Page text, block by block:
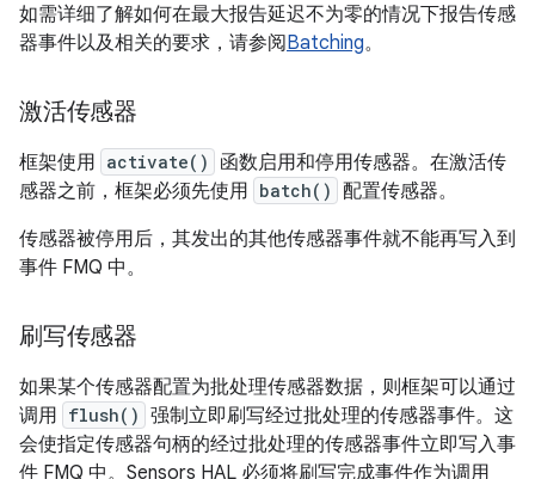
如需详细了解如何在最大报告延迟不为零的情况下报告传感
器事件以及相关的要求，请参阅Batching。
激活传感器
框架使用 activate()
函数启用和停用传感器。在激活传
感器之前，框架必须先使用 batch() 配置传感器。
传感器被停用后，其发出的其他传感器事件就不能再写入到
事件 FMQ 中。
刷写传感器
如果某个传感器配置为批处理传感器数据，则框架可以通过
调用 flush() 强制立即刷写经过批处理的传感器事件。这
会使指定传感器句柄的经过批处理的传感器事件立即写入事
件 FMQ 中。Sensors HAL 必须将刷写完成事件作为调用